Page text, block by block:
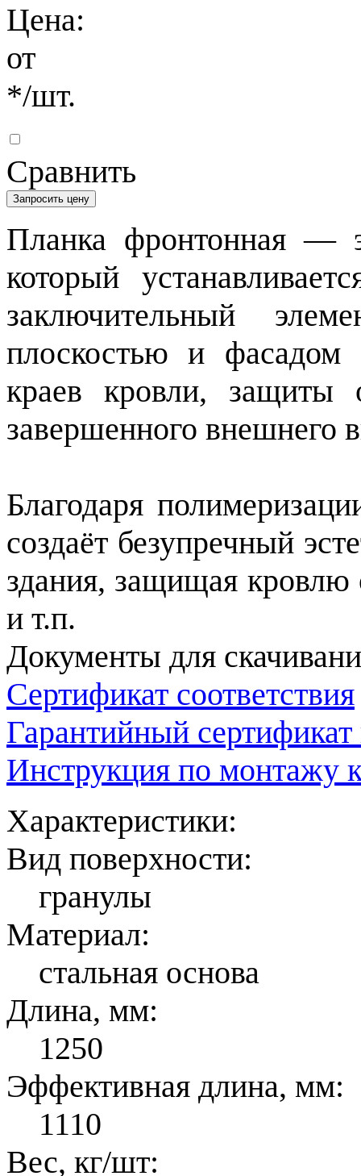
Цена:
от
*/шт.
Сравнить
Запросить цену
Планка фронтонная —
который
заключительный
плоскостью и фасадом
краев кровли, защиты
завершенного внешнего
Благодаря
создаёт безупречный
здания, защищая кровлю
и т.п.
Документы для
Сертификат соответствия
Гарантийный
Инструкция по монтажу
Характеристики:
Вид поверхности:
гранулы
Материал:
стальная основа
Длина, мм:
1250
Эффективная длина, мм:
1110
Вес, кг/шт: